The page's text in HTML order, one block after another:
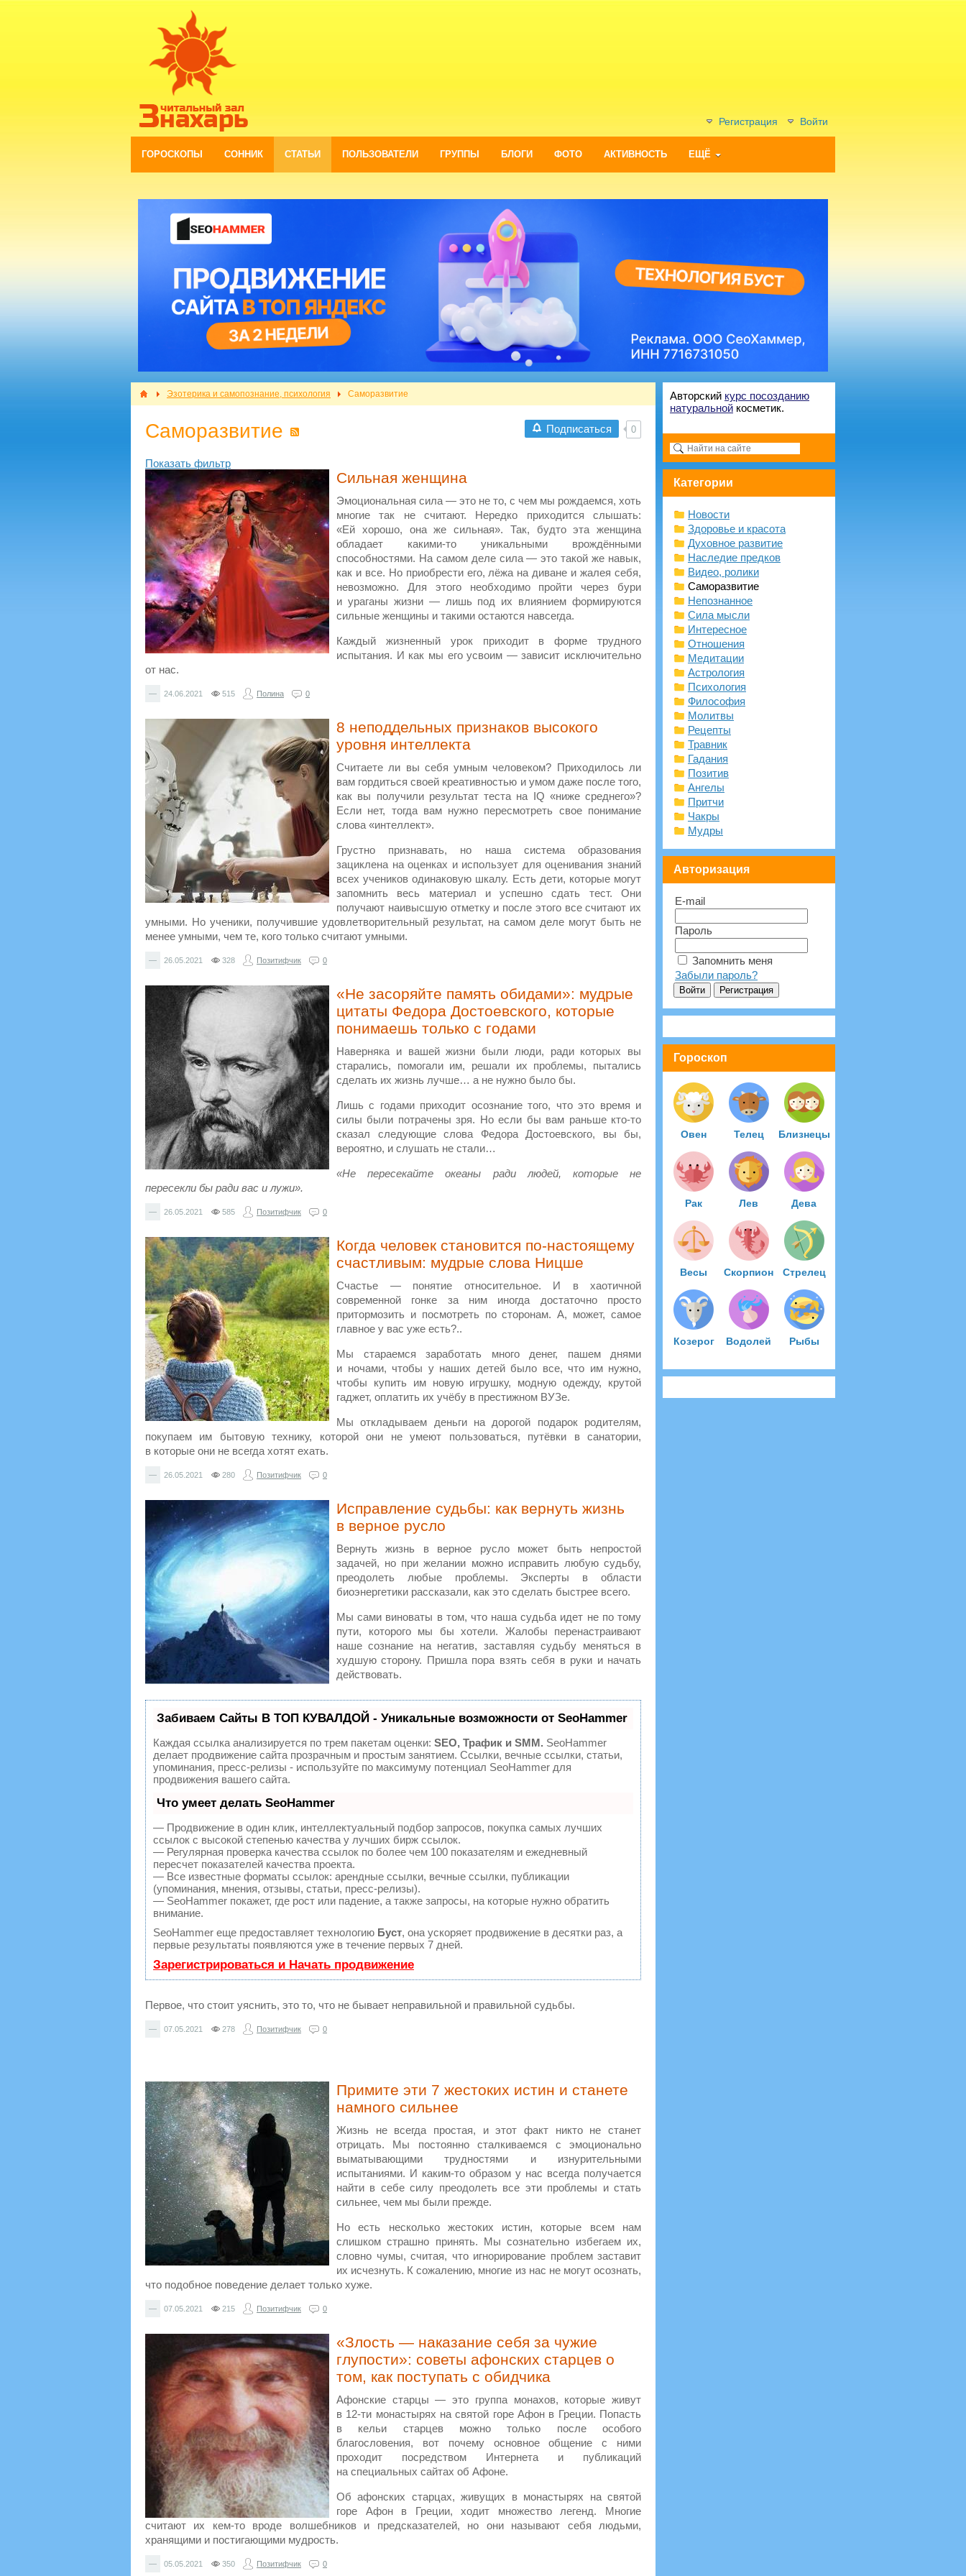
Регистрация Войти
ГОРОСКОПЫ СОННИК СТАТЬИ ПОЛЬЗОВАТЕЛИ ГРУППЫ БЛОГИ ФОТО АКТИВНОСТЬ ЕЩЁ
Эзотерика и самопознание, психология Саморазвитие
Подписаться 0
Саморазвитие
Показать фильтр
Сильная женщина
Эмоциональная сила — это не то, с чем мы рождаемся, хоть
многие так не считают. Нередко приходится слышать:
«Ей хорошо, она же сильная». Так, будто эта женщина
обладает какими-то уникальными врождёнными
способностями. На самом деле сила — это такой же навык,
как и все. Но приобрести его, лёжа на диване и жалея себя,
невозможно. Для этого необходимо пройти через бури
и ураганы жизни — лишь под их влиянием формируются
сильные женщины и такими остаются навсегда.
Каждый жизненный урок приходит в форме трудного
испытания. И как мы его усвоим — зависит исключительно
от нас.
— 24.06.2021 515 Полина 0
8 неподдельных признаков высокого
уровня интеллекта
Считаете ли вы себя умным человеком? Приходилось ли
вам гордиться своей креативностью и умом даже после того,
как вы получили результат теста на IQ «ниже среднего»?
Если нет, тогда вам нужно пересмотреть свое понимание
слова «интеллект».
Грустно признавать, но наша система образования
зациклена на оценках и использует для оценивания знаний
всех учеников одинаковую шкалу. Есть дети, которые могут
запомнить весь материал и успешно сдать тест. Они
получают наивысшую отметку и после этого все считают их
умными. Но ученики, получившие удовлетворительный результат, на самом деле могут быть не
менее умными, чем те, кого только считают умными.
— 26.05.2021 328 Позитифчик 0
«Не засоряйте память обидами»: мудрые
цитаты Федора Достоевского, которые
понимаешь только с годами
Наверняка и вашей жизни были люди, ради которых вы
старались, помогали им, решали их проблемы, пытались
сделать их жизнь лучше… а не нужно было бы.
Лишь с годами приходит осознание того, что это время и
силы были потрачены зря. Но если бы вам раньше кто-то
сказал следующие слова Федора Достоевского, вы бы,
вероятно, и слушать не стали…
«Не пересекайте океаны ради людей, которые не
пересекли бы ради вас и лужи».
— 26.05.2021 585 Позитифчик 0
Когда человек становится по-настоящему
счастливым: мудрые слова Ницше
Счастье — понятие относительное. И в хаотичной
современной гонке за ним иногда достаточно просто
притормозить и посмотреть по сторонам. А, может, самое
главное у вас уже есть?..
Мы стараемся заработать много денег, пашем днями
и ночами, чтобы у наших детей было все, что им нужно,
чтобы купить им новую игрушку, модную одежду, крутой
гаджет, оплатить их учёбу в престижном ВУЗе.
Мы откладываем деньги на дорогой подарок родителям,
покупаем им бытовую технику, которой они не умеют пользоваться, путёвки в санатории,
в которые они не всегда хотят ехать.
— 26.05.2021 280 Позитифчик 0
Исправление судьбы: как вернуть жизнь
в верное русло
Вернуть жизнь в верное русло может быть непростой
задачей, но при желании можно исправить любую судьбу,
преодолеть любые проблемы. Эксперты в области
биоэнергетики рассказали, как это сделать быстрее всего.
Мы сами виноваты в том, что наша судьба идет не по тому
пути, которого мы бы хотели. Жалобы перенастраивают
наше сознание на негатив, заставляя судьбу меняться в
худшую сторону. Пришла пора взять себя в руки и начать
действовать.
Забиваем Сайты В ТОП КУВАЛДОЙ - Уникальные возможности от SeoHammer
Каждая ссылка анализируется по трем пакетам оценки: SEO, Трафик и SMM. SeoHammer
делает продвижение сайта прозрачным и простым занятием. Ссылки, вечные ссылки, статьи,
упоминания, пресс-релизы - используйте по максимуму потенциал SeoHammer для
продвижения вашего сайта.
Что умеет делать SeoHammer
— Продвижение в один клик, интеллектуальный подбор запросов, покупка самых лучших
ссылок с высокой степенью качества у лучших бирж ссылок.
— Регулярная проверка качества ссылок по более чем 100 показателям и ежедневный
пересчет показателей качества проекта.
— Все известные форматы ссылок: арендные ссылки, вечные ссылки, публикации
(упоминания, мнения, отзывы, статьи, пресс-релизы).
— SeoHammer покажет, где рост или падение, а также запросы, на которые нужно обратить
внимание.
SeoHammer еще предоставляет технологию Буст, она ускоряет продвижение в десятки раз, а
первые результаты появляются уже в течение первых 7 дней.
Зарегистрироваться и Начать продвижение
Первое, что стоит уяснить, это то, что не бывает неправильной и правильной судьбы.
— 07.05.2021 278 Позитифчик 0
Примите эти 7 жестоких истин и станете
намного сильнее
Жизнь не всегда простая, и этот факт никто не станет
отрицать. Мы постоянно сталкиваемся с эмоционально
выматывающими трудностями и изнурительными
испытаниями. И каким-то образом у нас всегда получается
найти в себе силу преодолеть все эти проблемы и стать
сильнее, чем мы были прежде.
Но есть несколько жестоких истин, которые всем нам
слишком страшно принять. Мы сознательно избегаем их,
словно чумы, считая, что игнорирование проблем заставит
их исчезнуть. К сожалению, многие из нас не могут осознать,
что подобное поведение делает только хуже.
— 07.05.2021 215 Позитифчик 0
«Злость — наказание себя за чужие
глупости»: советы афонских старцев о
том, как поступать с обидчика
Афонские старцы — это группа монахов, которые живут
в 12-ти монастырях на святой горе Афон в Греции. Попасть
в кельи старцев можно только после особого
благословения, вот почему основное общение с ними
проходит посредством Интернета и публикаций
на специальных сайтах об Афоне.
Об афонских старцах, живущих в монастырях на святой
горе Афон в Греции, ходит множество легенд. Многие
считают их кем-то вроде волшебников и предсказателей, но они называют себя людьми,
хранящими и постигающими мудрость.
— 05.05.2021 350 Позитифчик 0
Авторский курс посозданию
натуральной косметик.
Категории
Новости
Здоровье и красота
Духовное развитие
Наследие предков
Видео, ролики
Саморазвитие
Непознанное
Сила мысли
Интересное
Отношения
Медитации
Астрология
Психология
Философия
Молитвы
Рецепты
Травник
Гадания
Позитив
Ангелы
Притчи
Чакры
Мудры
Авторизация
E-mail
Пароль
Запомнить меня
Забыли пароль?
Гороскоп
Овен Телец Близнецы
Рак Лев Дева
Весы Скорпион Стрелец
Козерог Водолей Рыбы